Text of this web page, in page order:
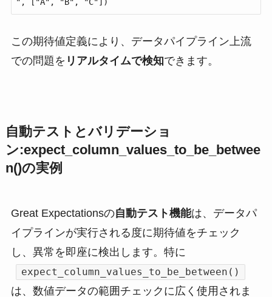
この期待値定義により、データパイプライン上流
での問題を リアルタイムで検知できます。
自動テストとバリデーショ
ン:expect_column_values_to_be_betwee
n()の実例
Great Expectationsの自動テスト機能は、データパ
イプラインが実行される度に期待値をチェック
し、異常を即座に検出します。特に
expect_column_values_to_be_between()
は、数値データの範囲チェックに広く使用されま